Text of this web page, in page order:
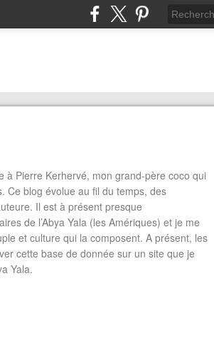
à Pierre Kerhervé, mon grand-père coco qui
Ce blog évolue au fil du temps, des
Il est à présent presque
de l’Abya Yala (les Amériques) et je me
et culture qui la composent. A présent, les
cette base de donnée sur un site que je
Yala.